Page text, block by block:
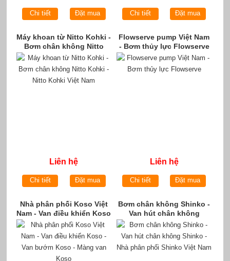
Chi tiết Đặt mua Chi tiết Đặt mua
Máy khoan từ Nitto Kohki -
Bơm chân không Nitto
Kohki - Nitto Kohki Việt
Nam
Liên hệ
Chi tiết Đặt mua
Flowserve pump Việt Nam
- Bơm thủy lực Flowserve
Liên hệ
Chi tiết Đặt mua
Nhà phân phối Koso Việt
Nam - Van điều khiển Koso
- Van bướm Koso - Màng
van Koso
Bơm chân không Shinko -
Van hút chân không
Shinko - Nhà phân phối
Shinko Việt Nam